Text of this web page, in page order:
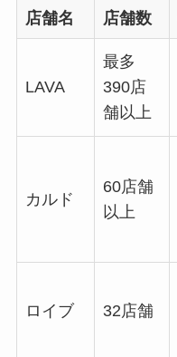
店舗名 店舗数
LAVA
最多
390店
舗以上
カルド
60店舗
以上
ロイブ 32店舗